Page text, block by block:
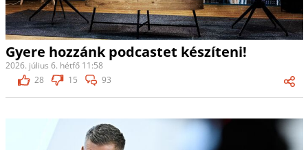
Gyere hozzánk podcastet készíteni!
2026. július 6. hétfő 11:58
28
15 93